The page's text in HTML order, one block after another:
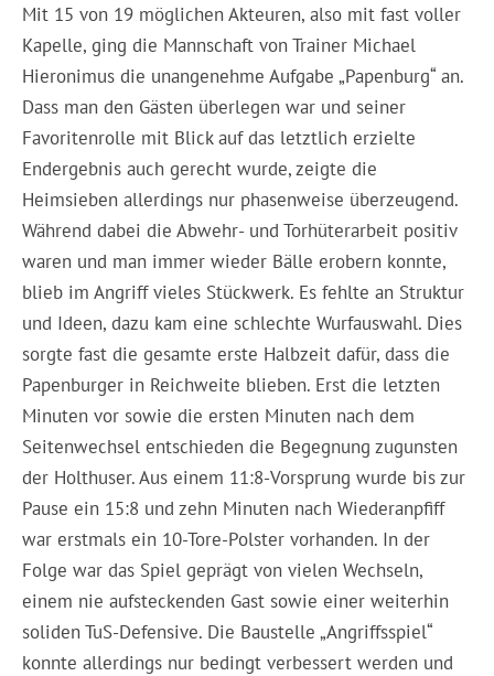
Mit 15 von 19 möglichen Akteuren, also mit fast voller
Kapelle, ging die Mannschaft von Trainer Michael
Hieronimus die unangenehme Aufgabe „Papenburg“ an.
Dass man den Gästen überlegen war und seiner
Favoritenrolle mit Blick auf das letztlich erzielte
Endergebnis auch gerecht wurde, zeigte die
Heimsieben allerdings nur phasenweise überzeugend.
Während dabei die Abwehr- und Torhüterarbeit positiv
waren und man immer wieder Bälle erobern konnte,
blieb im Angriff vieles Stückwerk. Es fehlte an Struktur
und Ideen, dazu kam eine schlechte Wurfauswahl. Dies
sorgte fast die gesamte erste Halbzeit dafür, dass die
Papenburger in Reichweite blieben. Erst die letzten
Minuten vor sowie die ersten Minuten nach dem
Seitenwechsel entschieden die Begegnung zugunsten
der Holthuser. Aus einem 11:8-Vorsprung wurde bis zur
Pause ein 15:8 und zehn Minuten nach Wiederanpfiff
war erstmals ein 10-Tore-Polster vorhanden. In der
Folge war das Spiel geprägt von vielen Wechseln,
einem nie aufsteckenden Gast sowie einer weiterhin
soliden TuS-Defensive. Die Baustelle „Angriffsspiel“
konnte allerdings nur bedingt verbessert werden und